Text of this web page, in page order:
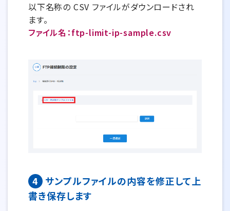
以下名称の CSV ファイルがダウンロードされ
ます。
ファイル名：ftp-limit-ip-sample.csv
4
サンプルファイルの内容を修正して上
書き保存します